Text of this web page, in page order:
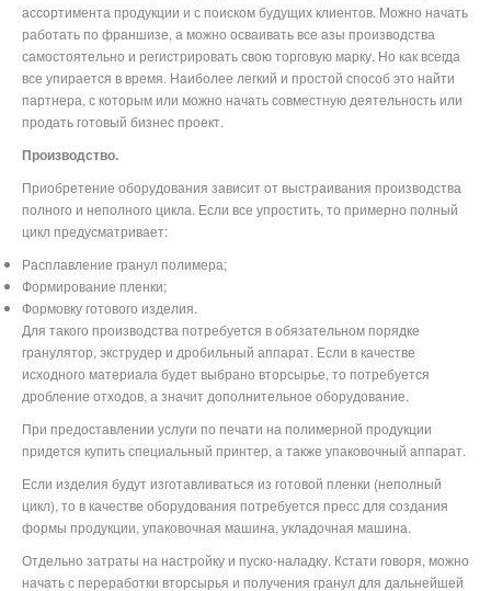
ассортимента продукции и с поиском будущих клиентов. Можно начать
работать по франшизе, а можно осваивать все азы производства
самостоятельно и регистрировать свою торговую марку. Но как всегда
все упирается в время. Наиболее легкий и простой способ это найти
партнера, с которым или можно начать совместную деятельность или
продать готовый бизнес проект.
Производство.
Приобретение оборудования зависит от выстраивания производства
полного и неполного цикла. Если все упростить, то примерно полный
цикл предусматривает:
Расплавление гранул полимера;
Формирование пленки;
Формовку готового изделия.
Для такого производства потребуется в обязательном порядке
гранулятор, экструдер и дробильный аппарат. Если в качестве
исходного материала будет выбрано вторсырье, то потребуется
дробление отходов, а значит дополнительное оборудование.
При предоставлении услуги по печати на полимерной продукции
придется купить специальный принтер, а также упаковочный аппарат.
Если изделия будут изготавливаться из готовой пленки (неполный
цикл), то в качестве оборудования потребуется пресс для создания
формы продукции, упаковочная машина, укладочная машина.
Отдельно затраты на настройку и пуско-наладку. Кстати говоря, можно
начать с переработки вторсырья и получения гранул для дальнейшей